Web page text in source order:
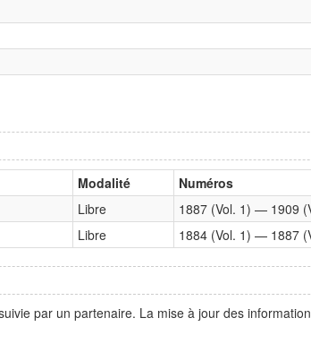
Modalité Numéros
Libre
1887 (Vol. 1) — 1909
Libre 1884 (Vol. 1) — 1887
par un partenaire. La mise à jour des